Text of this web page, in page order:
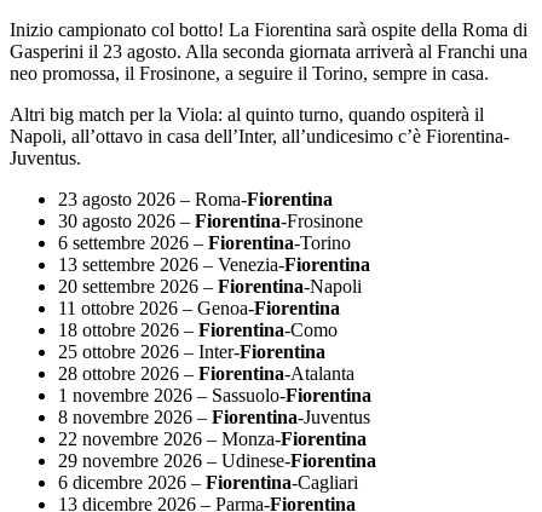
Inizio campionato col botto! La Fiorentina sarà ospite della Roma di
Gasperini il 23 agosto. Alla seconda giornata arriverà al Franchi una
neo promossa, il Frosinone, a seguire il Torino, sempre in casa.
Altri big match per la Viola: al quinto turno, quando ospiterà il
Napoli, all’ottavo in casa dell’Inter, all’undicesimo c’è Fiorentina-
Juventus.
23 agosto 2026 – Roma-Fiorentina
30 agosto 2026 – Fiorentina-Frosinone
6 settembre 2026 – Fiorentina-Torino
13 settembre 2026 – Venezia-Fiorentina
20 settembre 2026 – Fiorentina-Napoli
11 ottobre 2026 – Genoa-Fiorentina
18 ottobre 2026 – Fiorentina-Como
25 ottobre 2026 – Inter-Fiorentina
28 ottobre 2026 – Fiorentina-Atalanta
1 novembre 2026 – Sassuolo-Fiorentina
8 novembre 2026 – Fiorentina-Juventus
22 novembre 2026 – Monza-Fiorentina
29 novembre 2026 – Udinese-Fiorentina
6 dicembre 2026 – Fiorentina-Cagliari
13 dicembre 2026 – Parma-Fiorentina